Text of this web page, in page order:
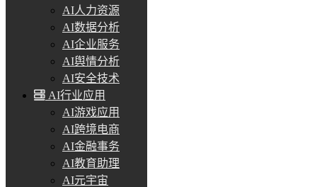
AI人力资源
AI数据分析
AI企业服务
AI舆情分析
AI安全技术
AI行业应用
AI游戏应用
AI跨境电商
AI金融事务
AI教育助理
AI元宇宙